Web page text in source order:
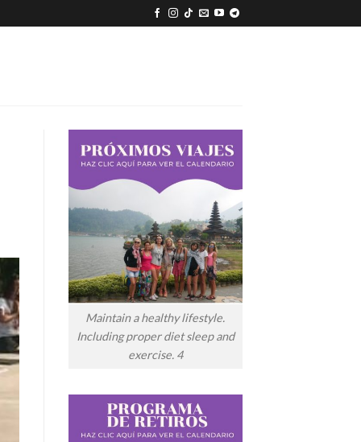
Maintain a healthy lifestyle.
Including proper diet sleep and
exercise. 4